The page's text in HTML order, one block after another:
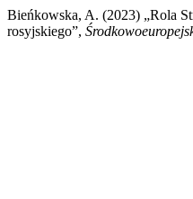
Bieńkowska, A. (2023) „Rola
rosyjskiego”,